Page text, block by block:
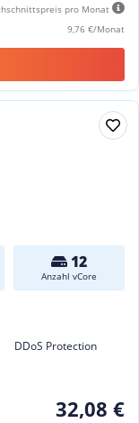
pro Monat
9,76 €/Monat
12
Anzahl vCore
DDoS Protection
32,08 €